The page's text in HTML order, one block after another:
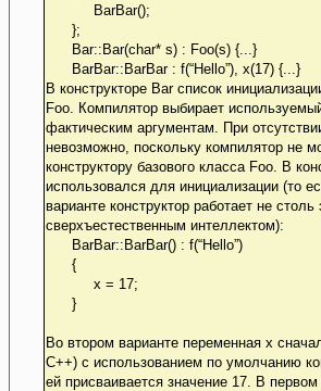
BarBar();
};
Bar::Bar(char* s) : Foo(s) {...}
BarBar::BarBar : f(“Hello”), x(17) {...}
В конструкторе Bar список
Foo. Компилятор выбирает
фактическим аргументам. При
невозможно, поскольку компилятор не
конструктору базового класса Foo. В
использовался для инициализации (то
варианте конструктор работает не
сверхъестественным интеллектом):
BarBar::BarBar() : f(“Hello”)
{
x = 17;
}
Во втором варианте переменная х
C++) с использованием по умолчанию
ей присваивается значение 17. В